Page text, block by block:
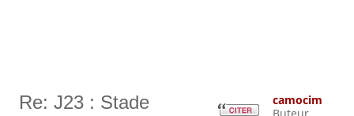
Re: J23 : Stade
camocim